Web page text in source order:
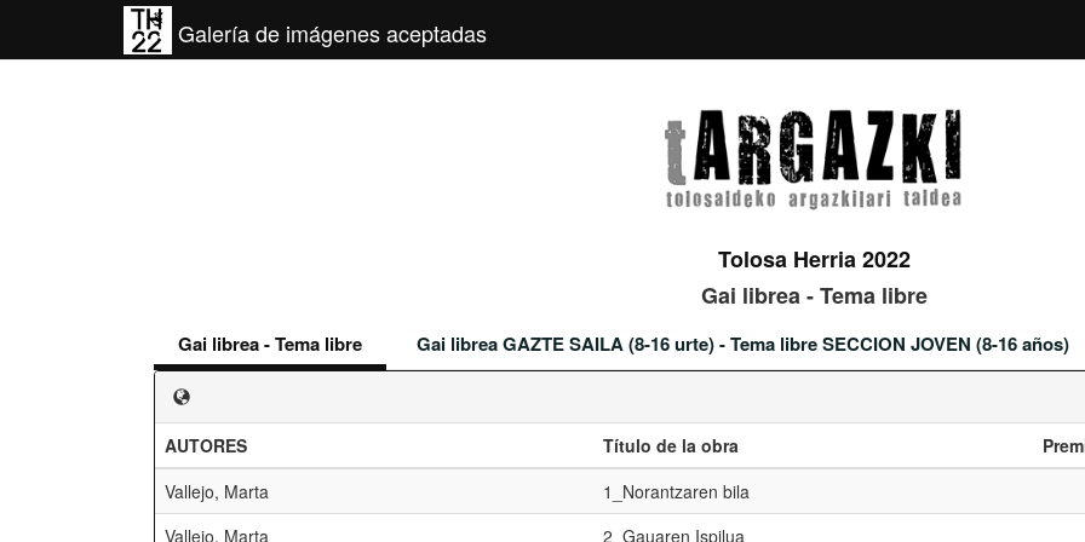
Galería de imágenes aceptadas
Tolosa Herria 2022
Gai librea - Tema libre
Gai librea - Tema libre Gai librea GAZTE SAILA (8-16 urte) - Tema libre SECCION JOVEN (8-16 años)
AUTORES Título de la obra
Vallejo, Marta
1_Norantzaren bila
Vallejo, Marta
2_Gauaren Ispilua